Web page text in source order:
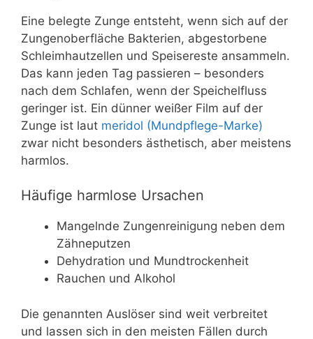
Eine belegte Zunge entsteht, wenn sich auf der
Zungenoberfläche Bakterien, abgestorbene
Schleimhautzellen und Speisereste ansammeln.
Das kann jeden Tag passieren – besonders
nach dem Schlafen, wenn der Speichelfluss
geringer ist. Ein dünner weißer Film auf der
Zunge ist laut meridol (Mundpflege-Marke)
zwar nicht besonders ästhetisch, aber meistens
harmlos.
Häufige harmlose Ursachen
Mangelnde Zungenreinigung neben dem
Zähneputzen
Dehydration und Mundtrockenheit
Rauchen und Alkohol
Die genannten Auslöser sind weit verbreitet
und lassen sich in den meisten Fällen durch